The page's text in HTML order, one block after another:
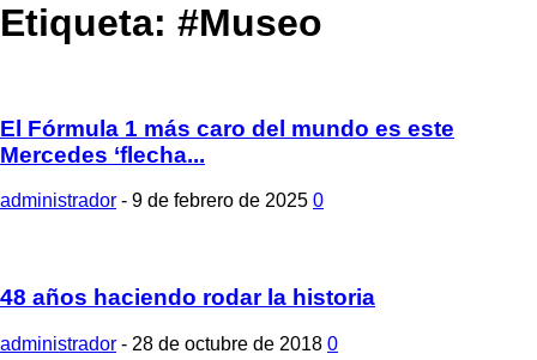
Etiqueta: #Museo
El Fórmula 1 más caro del mundo es este
Mercedes ‘flecha...
administrador - 9 de febrero de 2025 0
48 años haciendo rodar la historia
administrador - 28 de octubre de 2018 0